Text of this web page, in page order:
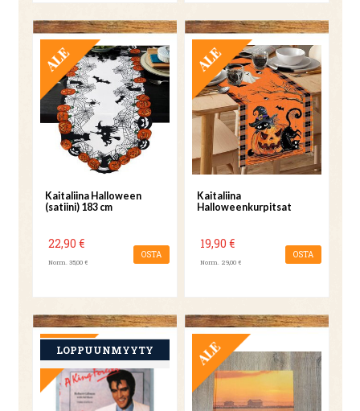
TARJOUS
Kaitaliina Halloween
(satiini) 183 cm
22,90 €
Norm. 35,00 €
OSTA
TARJOUS
Kaitaliina
Halloweenkurpitsat
19,90 €
Norm. 29,00 €
OSTA
TARJOUS